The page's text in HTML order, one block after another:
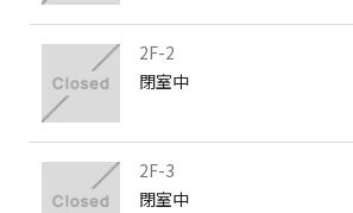
2F-2
閉室中
2F-3
閉室中